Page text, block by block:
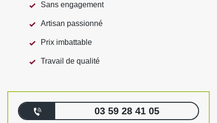
Sans engagement
Artisan passionné
Prix imbattable
Travail de qualité
03 59 28 41 05